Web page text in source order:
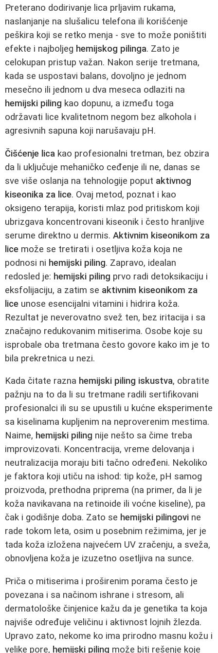
Preterano dodirivanje lica prljavim rukama,
naslanjanje na slušalicu telefona ili korišćenje
peškira koji se retko menja - sve to može poništiti
efekte i najboljeg hemijskog pilinga. Zato je
celokupan pristup važan. Nakon serije tretmana,
kada se uspostavi balans, dovoljno je jednom
mesečno ili jednom u dva meseca odlaziti na
hemijski piling kao dopunu, a između toga
održavati lice kvalitetnom negom bez alkohola i
agresivnih sapuna koji narušavaju pH.
Čišćenje lica kao profesionalni tretman, bez obzira
da li uključuje mehaničko ceđenje ili ne, danas se
sve više oslanja na tehnologije poput aktivnog
kiseonika za lice. Ovaj metod, poznat i kao
oksigeno terapija, koristi mlaz pod pritiskom koji
ubrizgava koncentrovani kiseonik i često hranljive
serume direktno u dermis. Aktivnim kiseonikom za
lice može se tretirati i osetljiva koža koja ne
podnosi ni hemijski piling. Zapravo, idealan
redosled je: hemijski piling prvo radi detoksikaciju i
eksfolijaciju, a zatim se aktivnim kiseonikom za
lice unose esencijalni vitamini i hidrira koža.
Rezultat je neverovatno svež ten, bez iritacija i sa
značajno redukovanim mitiserima. Osobe koje su
isprobale oba tretmana često govore kako im je to
bila prekretnica u nezi.
Kada čitate razna hemijski piling iskustva, obratite
pažnju na to da li su tretmane radili sertifikovani
profesionalci ili su se upustili u kućne eksperimente
sa kiselinama kupljenim na neproverenim mestima.
Naime, hemijski piling nije nešto sa čime treba
improvizovati. Koncentracija, vreme delovanja i
neutralizacija moraju biti tačno određeni. Nekoliko
je faktora koji utiču na ishod: tip kože, pH samog
proizvoda, prethodna priprema (na primer, da li je
koža navikavana na retinoide ili voćne kiseline), pa
čak i godišnje doba. Zato se hemijski pilingovi ne
rade tokom leta, osim u posebnim režimima, jer je
tada koža izložena najvećem UV zračenju, a sveža,
obnovljena koža je izuzetno osetljiva na sunce.
Priča o mitiserima i proširenim porama često je
povezana i sa načinom ishrane i stresom, ali
dermatološke činjenice kažu da je genetika ta koja
najviše određuje veličinu i aktivnost lojnih žlezda.
Upravo zato, nekome ko ima prirodno masnu kožu i
velike pore, hemijski piling može biti rešenje koje